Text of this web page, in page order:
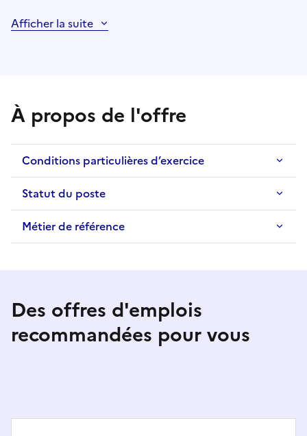
Afficher la suite
À propos de l'offre
Conditions particulières d’exercice
Statut du poste
Métier de référence
Des offres d'emplois
recommandées pour vous